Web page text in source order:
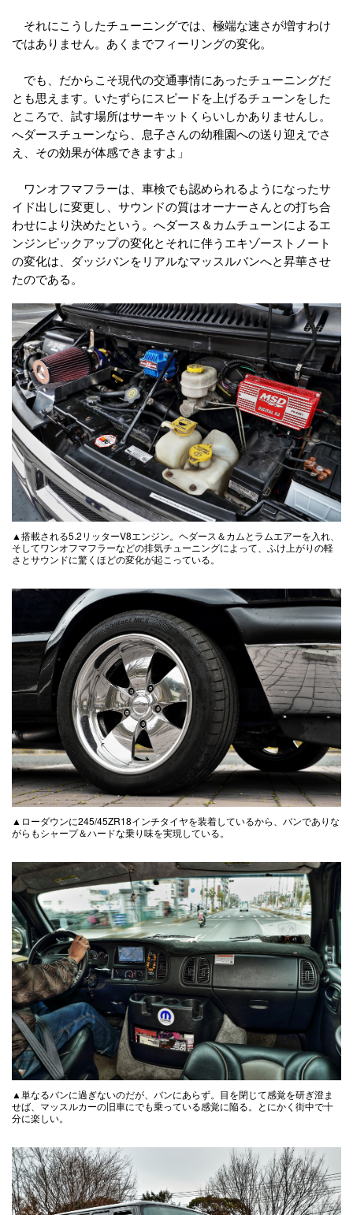
それにこうしたチューニングでは、極端な速さが増すわけ
ではありません。あくまでフィーリングの変化。
でも、だからこそ現代の交通事情にあったチューニングだ
とも思えます。いたずらにスピードを上げるチューンをした
ところで、試す場所はサーキットくらいしかありませんし。
へダースチューンなら、息子さんの幼稚園への送り迎えでさ
え、その効果が体感できますよ」
ワンオフマフラーは、車検でも認められるようになったサ
イド出しに変更し、サウンドの質はオーナーさんとの打ち合
わせにより決めたという。へダース＆カムチューンによるエ
ンジンピックアップの変化とそれに伴うエキゾーストノート
の変化は、ダッジバンをリアルなマッスルバンへと昇華させ
たのである。
▲搭載される5.2リッターV8エンジン。ヘダース＆カムとラムエアーを入れ、
そしてワンオフマフラーなどの排気チューニングによって、ふけ上がりの軽
さとサウンドに驚くほどの変化が起こっている。
▲ローダウンに245/45ZR18インチタイヤを装着しているから、バンでありな
がらもシャープ＆ハードな乗り味を実現している。
▲単なるバンに過ぎないのだが、バンにあらず。目を閉じて感覚を研ぎ澄ま
せば、マッスルカーの旧車にでも乗っている感覚に陥る。とにかく街中で十
分に楽しい。